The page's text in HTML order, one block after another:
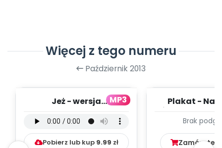
Więcej z tego numeru
Październik 2013
MP3
Jeż - wersja
mp3)
Pobierz lub kup 9.99 zł
Plakat -
Brak
Zamów ten